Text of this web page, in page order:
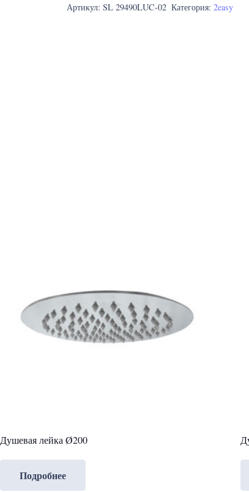
Артикул: SL 29490LUC-02 Категория:2easy
Душевая лейка Ø200
Подробнее